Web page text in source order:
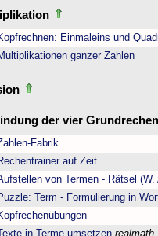
Einmaleins und
ganzer Zahlen
der vier
Fabrik
auf Zeit
von Termen - Rätsel (W.
Term - Formulierung in
Texte in Terme umsetzen realmath